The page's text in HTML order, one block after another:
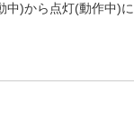
)から点灯(動作中)